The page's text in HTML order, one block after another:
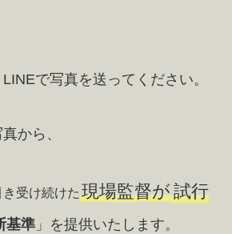
で写真を送ってください。
から、
受け続けた 現場監督が試行
基準」を提供いたします。